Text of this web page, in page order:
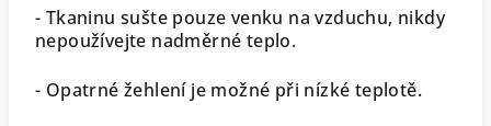
- Tkaninu sušte pouze venku na vzduchu, nikdy
nepoužívejte nadměrné teplo.
- Opatrné žehlení je možné při nízké teplotě.